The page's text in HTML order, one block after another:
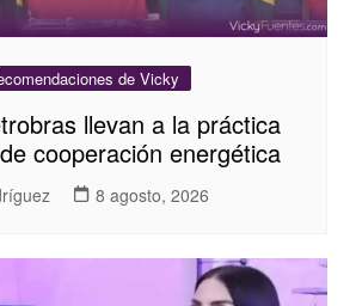
de Vicky
llevan a la práctica
cooperación energética
8 agosto, 2026